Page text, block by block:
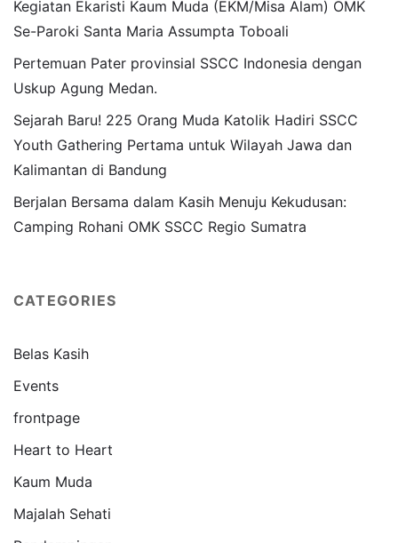
Kegiatan Ekaristi Kaum Muda (EKM/Misa Alam) OMK
Se-Paroki Santa Maria Assumpta Toboali
Pertemuan Pater provinsial SSCC Indonesia dengan
Uskup Agung Medan.
Sejarah Baru! 225 Orang Muda Katolik Hadiri SSCC
Youth Gathering Pertama untuk Wilayah Jawa dan
Kalimantan di Bandung
Berjalan Bersama dalam Kasih Menuju Kekudusan:
Camping Rohani OMK SSCC Regio Sumatra
CATEGORIES
Belas Kasih
Events
frontpage
Heart to Heart
Kaum Muda
Majalah Sehati